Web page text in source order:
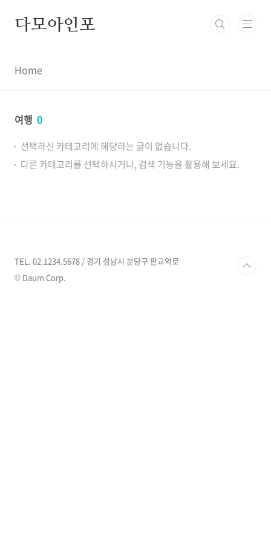
다모아인포
Home
여행 0
선택하신 카테고리에 해당하는 글이 없습니다.
다른 카테고리를 선택하시거나, 검색 기능을 활용해 보세요.
TEL. 02.1234.5678 / 경기 성남시 분당구 판교역로
© Daum Corp.